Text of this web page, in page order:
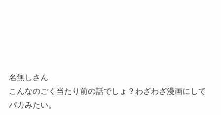
名無しさん
こんなのごく当たり前の話でしょ？わざわざ漫画にして
バカみたい。